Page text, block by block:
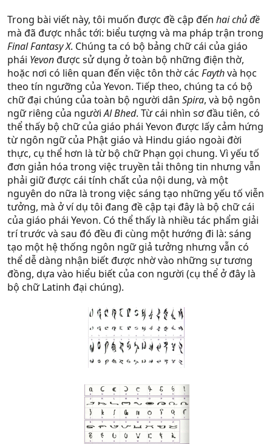
Trong bài viết này, tôi muốn được đề cập đến hai chủ đề
mà đã được nhắc tới: biểu tượng và ma pháp trận trong
Final Fantasy X. Chúng ta có bộ bảng chữ cái của giáo
phái Yevonđược sử dụng ở toàn bộ những điện thờ,
hoặc nơi có liên quan đến việc tôn thờ các Faythvà học
theo tín ngưỡng của Yevon. Tiếp theo, chúng ta có bộ
chữ đại chúng của toàn bộ người dân Spira, và bộ ngôn
ngữ riêng của ngườiAl Bhed. Từ cái nhìn sơ đầu tiên, có
thể thấy bộ chữ của giáo phái Yevon được lấy cảm hứng
từ ngôn ngữ của Phật giáo và Hindu giáo ngoài đời
thực, cụ thể hơn là từ bộ chữ Phạn gọi chung. Vì yếu tố
đơn giản hóa trong việc truyền tải thông tin nhưng vẫn
phải giữ được cái tính chất của nội dung, và một
nguyên do nữa là trong việc sáng tạo những yếu tố viễn
tưởng, mà ở ví dụ tôi đang đề cập tại đây là bộ chữ cái
của giáo phái Yevon. Có thể thấy là nhiều tác phẩm giải
trí trước và sau đó đều đi cùng một hướng đi là: sáng
tạo một hệ thống ngôn ngữ giả tưởng nhưng vẫn có
thể dễ dàng nhận biết được nhờ vào những sự tương
đồng, dựa vào hiểu biết của con người (cụ thể ở đây là
bộ chữ Latinh đại chúng).